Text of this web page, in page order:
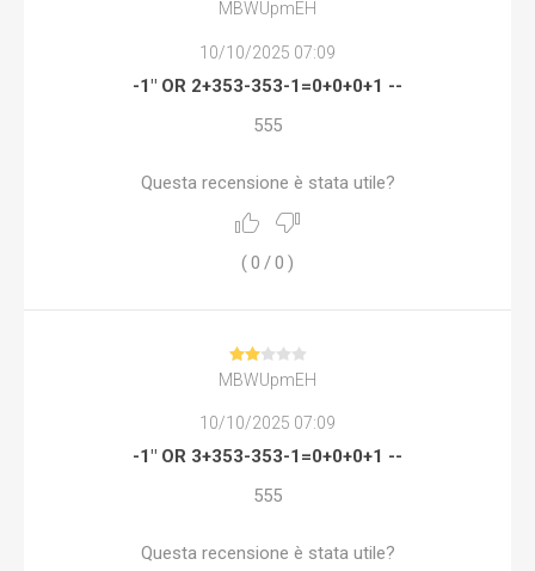
MBWUpmEH
10/10/2025 07:09
-1" OR 2+353-353-1=0+0+0+1 --
555
Questa recensione è stata utile?
(0 /0 )
MBWUpmEH
10/10/2025 07:09
-1" OR 3+353-353-1=0+0+0+1 --
555
Questa recensione è stata utile?